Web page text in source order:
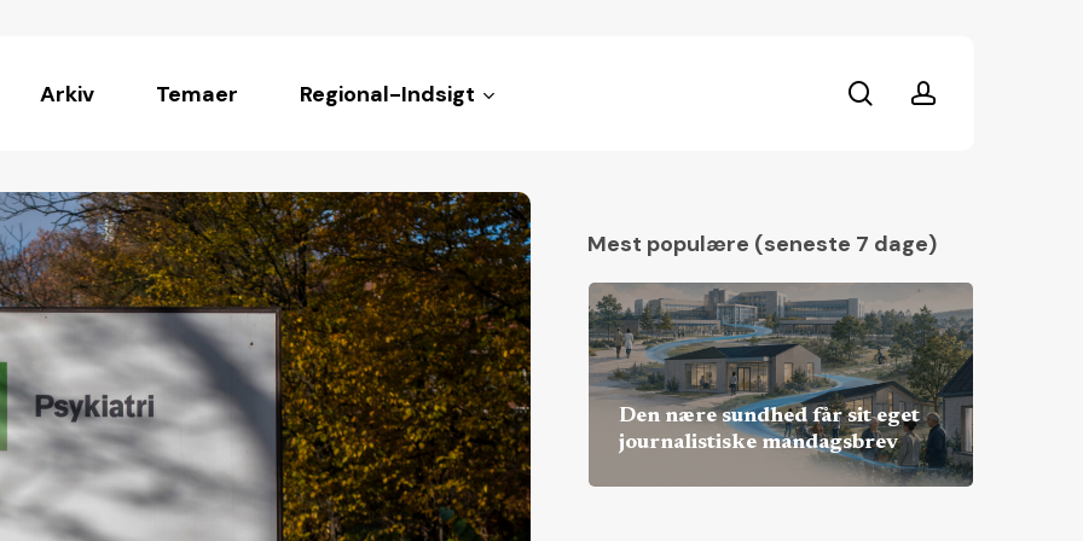
Arkiv Temaer Regional-Indsigt searchaccount
Mest populære (seneste 7 dage)
Den nære sundhed får sit eget
journalistiske mandagsbrev